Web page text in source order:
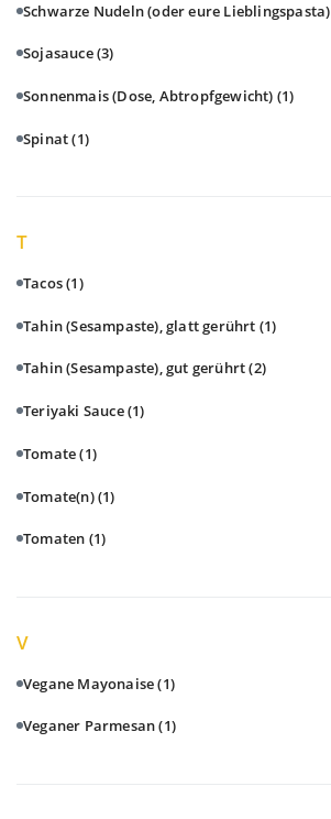
Schwarze Nudeln (oder eure Lieblingspasta)
Sojasauce(3)
Sonnenmais (Dose, Abtropfgewicht) (1)
Spinat(1)
T
Tacos(1)
Tahin (Sesampaste), glatt gerührt (1)
Tahin (Sesampaste), gut gerührt(2)
Teriyaki Sauce(1)
Tomate(1)
Tomate(n)(1)
Tomaten (1)
V
Vegane Mayonaise(1)
Veganer Parmesan(1)